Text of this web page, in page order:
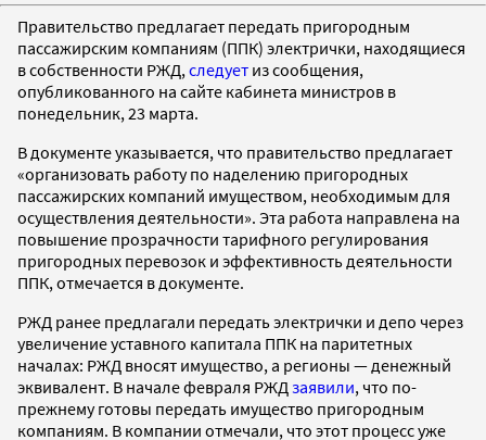
Правительство предлагает передать пригородным
пассажирским компаниям (ППК) электрички, находящиеся
в собственности РЖД, следует из сообщения,
опубликованного на сайте кабинета министров в
понедельник, 23 марта.
В документе указывается, что правительство предлагает
«организовать работу по наделению пригородных
пассажирских компаний имуществом, необходимым для
осуществления деятельности». Эта работа направлена на
повышение прозрачности тарифного регулирования
пригородных перевозок и эффективность деятельности
ППК, отмечается в документе.
РЖД ранее предлагали передать электрички и депо через
увеличение уставного капитала ППК на паритетных
началах: РЖД вносят имущество, а регионы — денежный
эквивалент. В начале февраля РЖД заявили, что по-
прежнему готовы передать имущество пригородным
компаниям. В компании отмечали, что этот процесс уже